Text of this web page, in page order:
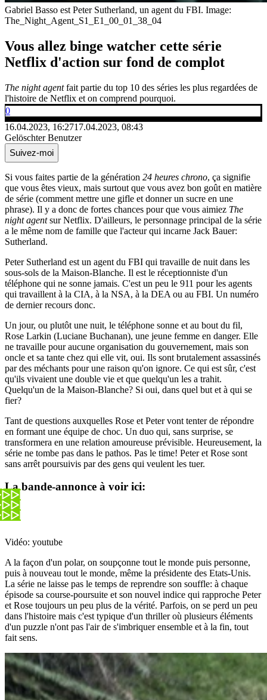
Gabriel Basso est Peter Sutherland, un agent du FBI. Image:
The_Night_Agent_S1_E1_00_01_38_04
Vous allez binge watcher cette série
Netflix d'action sur fond de complot
The night agentfait partie du top 10 des séries les plus regardées de
l'histoire de Netflix et on comprend pourquoi.
0
16.04.2023, 16:2717.04.2023, 08:43
Gelöschter Benutzer
Suivez-moi
Si vous faites partie de la génération 24 heures chrono, ça signifie
que vous êtes vieux, mais surtout que vous avez bon goût en matière
de série (comment mettre une gifle et donner un sucre en une
phrase). Il y a donc de fortes chances pour que vous aimiez The
night agentsur Netflix. D'ailleurs, le personnage principal de la série
a le même nom de famille que l'acteur qui incarne Jack Bauer:
Sutherland.
Peter Sutherland est un agent du FBI qui travaille de nuit dans les
sous-sols de la Maison-Blanche. Il est le réceptionniste d'un
téléphone qui ne sonne jamais. C'est un peu le 911 pour les agents
qui travaillent à la CIA, à la NSA, à la DEA ou au FBI. Un numéro
de dernier recours donc.
Un jour, ou plutôt une nuit, le téléphone sonne et au bout du fil,
Rose Larkin (Luciane Buchanan), une jeune femme en danger. Elle
ne travaille pour aucune organisation du gouvernement, mais son
oncle et sa tante chez qui elle vit, oui. Ils sont brutalement assassinés
par des méchants pour une raison qu'on ignore. Ce qui est sûr, c'est
qu'ils vivaient une double vie et que quelqu'un les a trahit.
Quelqu'un de la Maison-Blanche? Si oui, dans quel but et à qui se
fier?
Tant de questions auxquelles Rose et Peter vont tenter de répondre
en formant une équipe de choc. Un duo qui, sans surprise, se
transformera en une relation amoureuse prévisible. Heureusement, la
série ne tombe pas dans le pathos. Pas le time! Peter et Rose sont
sans arrêt poursuivis par des gens qui veulent les tuer.
La bande-annonce à voir ici:
Vidéo: youtube
A la façon d'un polar, on soupçonne tout le monde puis personne,
puis à nouveau tout le monde, même la présidente des Etats-Unis.
La série ne laisse pas le temps de reprendre son souffle: à chaque
épisode sa course-poursuite et son nouvel indice qui rapproche Peter
et Rose toujours un peu plus de la vérité. Parfois, on se perd un peu
dans l'histoire mais c'est typique d'un thriller où plusieurs éléments
d'un puzzle n'ont pas l'air de s'imbriquer ensemble et à la fin, tout
fait sens.